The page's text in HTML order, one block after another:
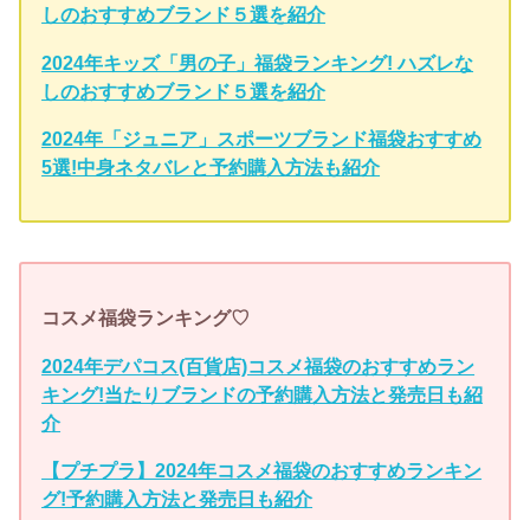
しのおすすめブランド５選を紹介
2024年キッズ「男の子」福袋ランキング! ハズレな
しのおすすめブランド５選を紹介
2024年「ジュニア」スポーツブランド福袋おすすめ
5選!中身ネタバレと予約購入方法も紹介
コスメ福袋ランキング♡
2024年デパコス(百貨店)コスメ福袋のおすすめラン
キング!当たりブランドの予約購入方法と発売日も紹
介
【プチプラ】2024年コスメ福袋のおすすめランキン
グ!予約購入方法と発売日も紹介